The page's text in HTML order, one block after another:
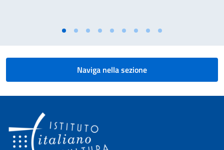
Naviga nella sezione